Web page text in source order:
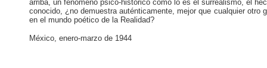
arriba, un fenómeno psico-histórico como lo es el surrealismo, el
conocido, ¿no demuestra auténticamente, mejor que cualquier
en el mundo poético de la Realidad?
México, enero-marzo de 1944